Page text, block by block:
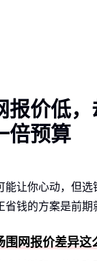
报价低
倍预算
能让你心动，但
钱的方案是前期
围网报价差异这